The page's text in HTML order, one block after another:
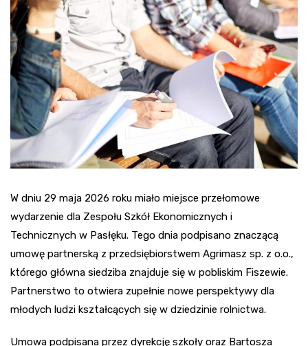
W dniu 29 maja 2026 roku miało miejsce przełomowe
wydarzenie dla Zespołu Szkół Ekonomicznych i
Technicznych w Pasłęku. Tego dnia podpisano znaczącą
umowę partnerską z przedsiębiorstwem Agrimasz sp. z o.o.,
którego główna siedziba znajduje się w pobliskim Fiszewie.
Partnerstwo to otwiera zupełnie nowe perspektywy dla
młodych ludzi kształcących się w dziedzinie rolnictwa.
Umowa podpisana przez dyrekcję szkoły oraz Bartosza